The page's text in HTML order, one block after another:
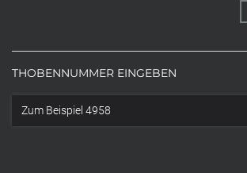
THOBENNUMMER EINGEBEN